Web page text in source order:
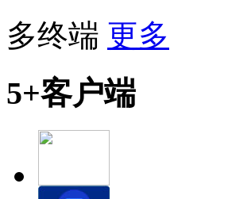
多终端 更多
5+客户端